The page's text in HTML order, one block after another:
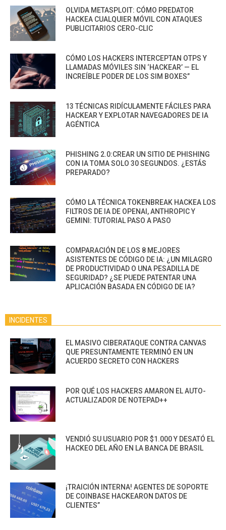
OLVIDA METASPLOIT: CÓMO PREDATOR
HACKEA CUALQUIER MÓVIL CON ATAQUES
PUBLICITARIOS CERO-CLIC
CÓMO LOS HACKERS INTERCEPTAN OTPS Y
LLAMADAS MÓVILES SIN ‘HACKEAR’ — EL
INCREÍBLE PODER DE LOS SIM BOXES”
13 TÉCNICAS RIDÍCULAMENTE FÁCILES PARA
HACKEAR Y EXPLOTAR NAVEGADORES DE IA
AGÉNTICA
PHISHING 2.0:CREAR UN SITIO DE PHISHING
CON IA TOMA SOLO 30 SEGUNDOS. ¿ESTÁS
PREPARADO?
CÓMO LA TÉCNICA TOKENBREAK HACKEA LOS
FILTROS DE IA DE OPENAI, ANTHROPIC Y
GEMINI: TUTORIAL PASO A PASO
COMPARACIÓN DE LOS 8 MEJORES
ASISTENTES DE CÓDIGO DE IA: ¿UN MILAGRO
DE PRODUCTIVIDAD O UNA PESADILLA DE
SEGURIDAD? ¿SE PUEDE PATENTAR UNA
APLICACIÓN BASADA EN CÓDIGO DE IA?
INCIDENTES
EL MASIVO CIBERATAQUE CONTRA CANVAS
QUE PRESUNTAMENTE TERMINÓ EN UN
ACUERDO SECRETO CON HACKERS
POR QUÉ LOS HACKERS AMARON EL AUTO-
ACTUALIZADOR DE NOTEPAD++
VENDIÓ SU USUARIO POR $1.000 Y DESATÓ EL
HACKEO DEL AÑO EN LA BANCA DE BRASIL
¡TRAICIÓN INTERNA! AGENTES DE SOPORTE
DE COINBASE HACKEARON DATOS DE
CLIENTES”